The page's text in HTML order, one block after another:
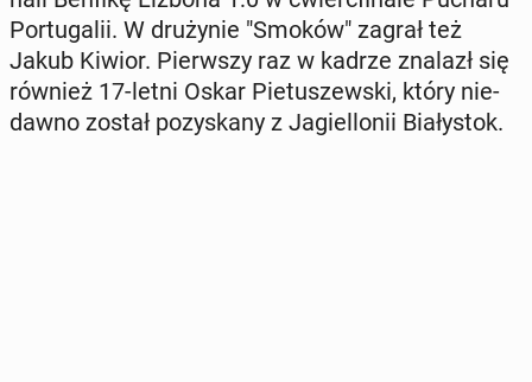
Por­tu­ga­lii. W dru­ży­nie "Smoków" zagrał też
Jakub Kiwior. Pierw­szy raz w kadrze znalazł się
również 17-letni Oskar Pie­tu­szew­ski, który nie­
daw­no został po­zy­ska­ny z Ja­giel­lo­nii Bia­ły­stok.